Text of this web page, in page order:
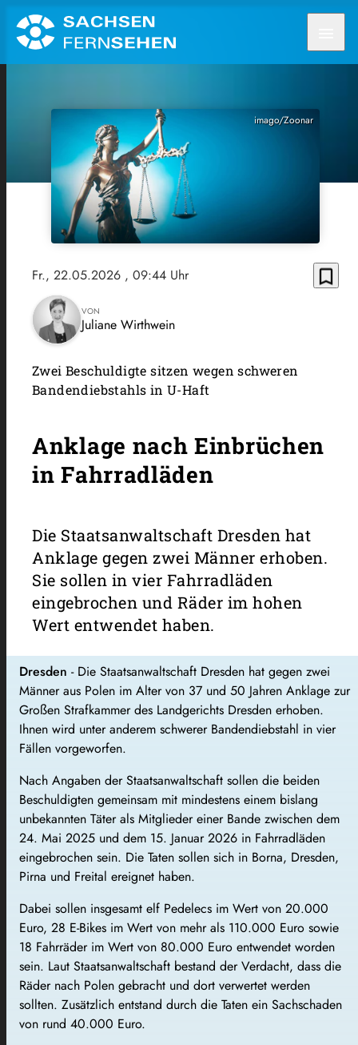
imago/Zoonar
Fr., 22.05.2026 , 09:44 Uhr bookmark_border
VON
Juliane Wirthwein
Zwei Beschuldigte sitzen wegen schweren
Bandendiebstahls in U-Haft
Anklage nach Einbrüchen
in Fahrradläden
Die Staatsanwaltschaft Dresden hat
Anklage gegen zwei Männer erhoben.
Sie sollen in vier Fahrradläden
eingebrochen und Räder im hohen
Wert entwendet haben.
Dresden - Die Staatsanwaltschaft Dresden hat gegen zwei
Männer aus Polen im Alter von 37 und 50 Jahren Anklage zur
Großen Strafkammer des Landgerichts Dresden erhoben.
Ihnen wird unter anderem schwerer Bandendiebstahl in vier
Fällen vorgeworfen.
Nach Angaben der Staatsanwaltschaft sollen die beiden
Beschuldigten gemeinsam mit mindestens einem bislang
unbekannten Täter als Mitglieder einer Bande zwischen dem
24. Mai 2025 und dem 15. Januar 2026 in Fahrradläden
eingebrochen sein. Die Taten sollen sich in Borna, Dresden,
Pirna und Freital ereignet haben.
Dabei sollen insgesamt elf Pedelecs im Wert von 20.000
Euro, 28 E-Bikes im Wert von mehr als 110.000 Euro sowie
18 Fahrräder im Wert von 80.000 Euro entwendet worden
sein. Laut Staatsanwaltschaft bestand der Verdacht, dass die
Räder nach Polen gebracht und dort verwertet werden
sollten. Zusätzlich entstand durch die Taten ein Sachschaden
von rund 40.000 Euro.